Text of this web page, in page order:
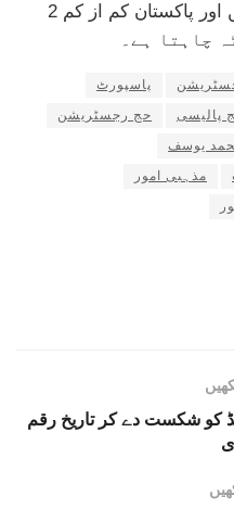
بڑھانے کیلئے مذاکرات جاری ہیں اور پاکستان کم از کم 2
پاسپورٹ
پالیسی
حج رجسٹریشن
یوسف
مذہبی امور
کو شکست دے کر تاریخ رقم